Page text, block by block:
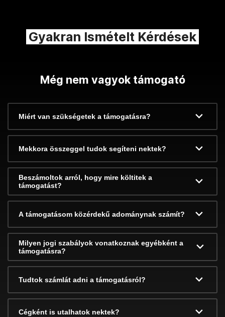
Gyakran Ismételt Kérdések
Még nem vagyok támogató
Miért van szükségetek a támogatásra?
Mekkora összeggel tudok segíteni nektek?
Beszámoltok arról, hogy mire költitek a
támogatást?
A támogatásom közérdekű adománynak számít?
Milyen jogi szabályok vonatkoznak egyébként a
támogatásra?
Tudtok számlát adni a támogatásról?
Cégként is utalhatok nektek?